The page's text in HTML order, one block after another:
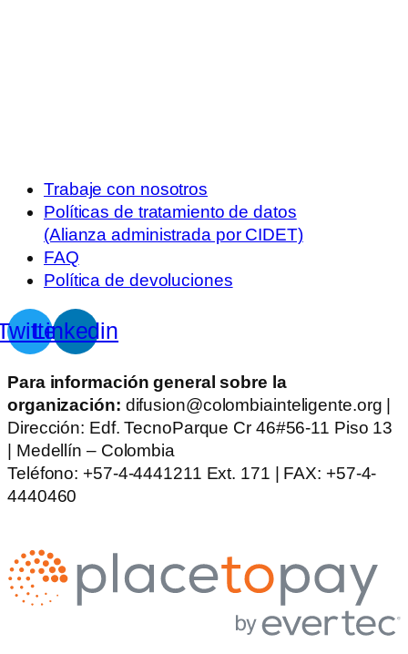
Trabaje con nosotros
Políticas de tratamiento de datos
(Alianza administrada por CIDET)
FAQ
Política de devoluciones
Linkedin
Para información general sobre la
organización: difusion@colombiainteligente.org |
Dirección: Edf. TecnoParque Cr 46#56-11 Piso 13
| Medellín – Colombia
Teléfono: +57-4-4441211 Ext. 171 | FAX: +57-4-
4440460